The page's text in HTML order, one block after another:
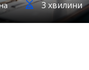
3 хвилини